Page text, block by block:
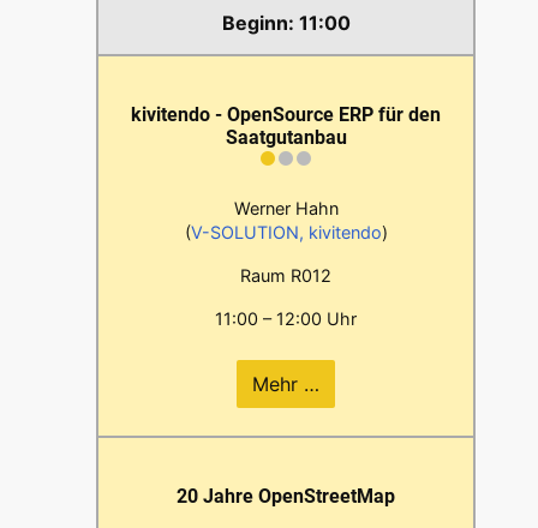
11:00
kivitendo - OpenSource ERP für den
Saatgutanbau
Werner Hahn
(V-SOLUTION, kivitendo)
Raum R012
11:00 – 12:00 Uhr
Mehr …
20 Jahre OpenStreetMap